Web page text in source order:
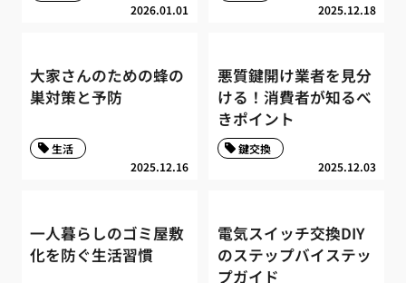
2026.01.01 2025.12.18
大家さんのための蜂の
巣対策と予防
2025.12.16
生活
悪質鍵開け業者を見分
ける！消費者が知るべ
きポイント
2025.12.03
鍵交換
一人暮らしのゴミ屋敷
化を防ぐ生活習慣
電気スイッチ交換DIY
のステップバイステッ
プガイド